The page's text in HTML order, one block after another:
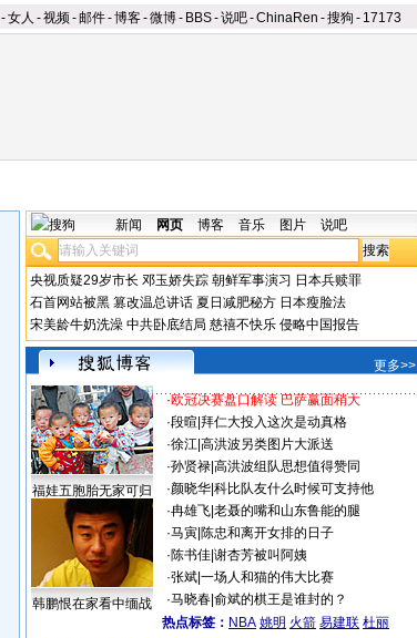
-女人 -视频-邮件-博客-微博- BBS-说吧-ChinaRen -搜狗 - 17173
新闻 网页 博客 音乐 图片 说吧
央视质疑29岁市长 邓玉娇失踪 朝鲜军事演习 日本兵赎罪
石首网站被黑 篡改温总讲话 夏日减肥秘方 日本瘦脸法
宋美龄牛奶洗澡 中共卧底结局 慈禧不快乐 侵略中国报告
更多>>
福娃五胞胎无家可归
韩鹏恨在家看中缅战
·欧冠决赛盘口解读 巴萨赢面稍大
·段暄 拜仁大投入这次是动真格
·徐江| 高洪波另类图片大派送
·孙贤禄| 高洪波组队思想值得赞同
·颜晓华| 科比队友什么时候可支持他
·冉雄飞| 老聂的嘴和山东鲁能的腿
·马寅| 陈忠和离开女排的日子
·陈书佳| 谢杏芳被叫阿姨
·张斌| 一场人和猫的伟大比赛
·马晓春| 俞斌的棋王是谁封的？
热点标签： NBA 姚明 火箭 易建联 杜丽